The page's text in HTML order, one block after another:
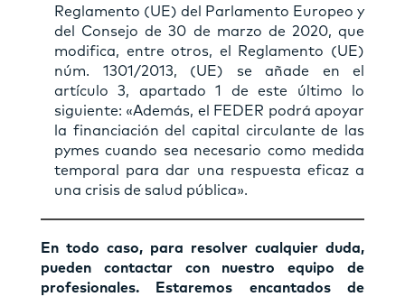
Reglamento (UE) del Parlamento Europeo y
del Consejo de 30 de marzo de 2020, que
modifica, entre otros, el Reglamento (UE)
núm. 1301/2013, (UE) se añade en el
artículo 3, apartado 1 de este último lo
siguiente: «Además, el FEDER podrá apoyar
la financiación del capital circulante de las
pymes cuando sea necesario como medida
temporal para dar una respuesta eficaz a
una crisis de salud pública».
En todo caso, para resolver cualquier duda,
pueden contactar con nuestro equipo de
profesionales. Estaremos encantados de